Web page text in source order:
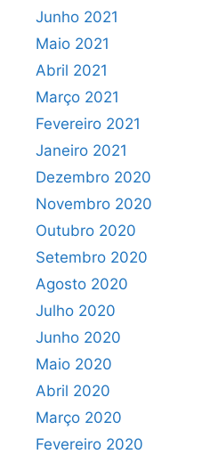
Junho 2021
Maio 2021
Abril 2021
Março 2021
Fevereiro 2021
Janeiro 2021
Dezembro 2020
Novembro 2020
Outubro 2020
Setembro 2020
Agosto 2020
Julho 2020
Junho 2020
Maio 2020
Abril 2020
Março 2020
Fevereiro 2020